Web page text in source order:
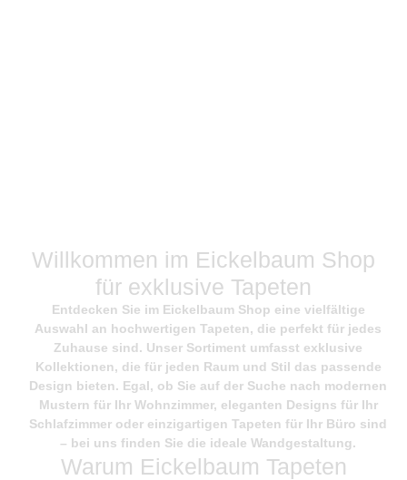
Willkommen im Eickelbaum Shop
für exklusive Tapeten
Entdecken Sie im Eickelbaum Shop eine vielfältige
Auswahl an hochwertigen Tapeten, die perfekt für jedes
Zuhause sind. Unser Sortiment umfasst exklusive
Kollektionen, die für jeden Raum und Stil das passende
Design bieten. Egal, ob Sie auf der Suche nach modernen
Mustern für Ihr Wohnzimmer, eleganten Designs für Ihr
Schlafzimmer oder einzigartigen Tapeten für Ihr Büro sind
– bei uns finden Sie die ideale Wandgestaltung.
Warum Eickelbaum Tapeten